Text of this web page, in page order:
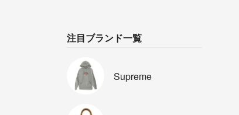
注目ブランド一覧
Supreme